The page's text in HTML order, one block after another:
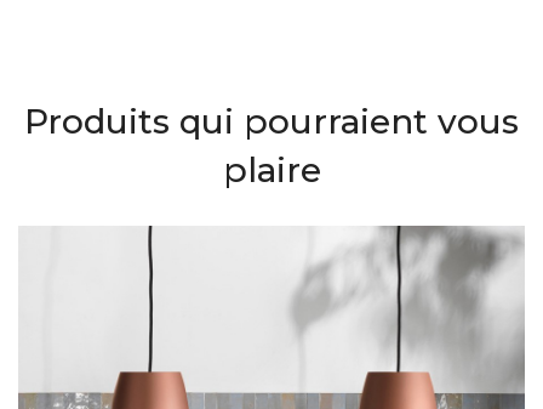
Produits qui pourraient vous
plaire